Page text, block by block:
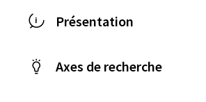
Présentation
Axes de recherche